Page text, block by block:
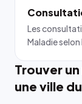
Les
Maladie
Trouver
une ville